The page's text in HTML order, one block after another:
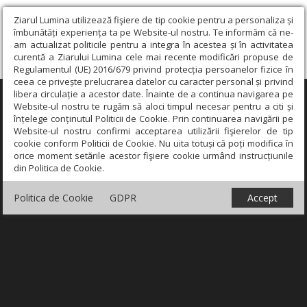
Ziarul Lumina utilizează fişiere de tip cookie pentru a personaliza și
îmbunătăți experiența ta pe Website-ul nostru. Te informăm că ne-
am actualizat politicile pentru a integra în acestea și în activitatea
curentă a Ziarului Lumina cele mai recente modificări propuse de
Regulamentul (UE) 2016/679 privind protecția persoanelor fizice în
ceea ce privește prelucrarea datelor cu caracter personal și privind
libera circulație a acestor date. Înainte de a continua navigarea pe
Website-ul nostru te rugăm să aloci timpul necesar pentru a citi și
înțelege conținutul Politicii de Cookie. Prin continuarea navigării pe
Website-ul nostru confirmi acceptarea utilizării fişierelor de tip
cookie conform Politicii de Cookie. Nu uita totuși că poți modifica în
orice moment setările acestor fişiere cookie urmând instrucțiunile
din Politica de Cookie.
Politica de Cookie GDPR Accept
×